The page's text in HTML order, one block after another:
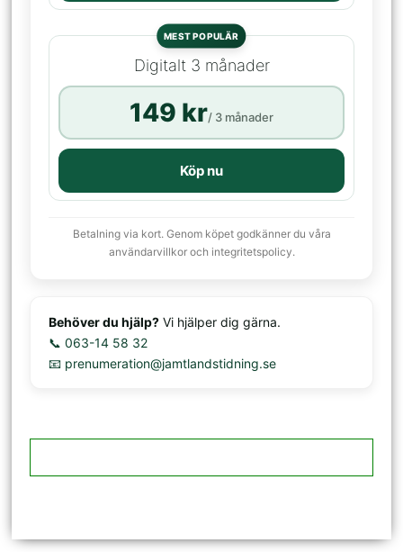
MEST POPULÄR
Digitalt 3 månader
149 kr/ 3 månader
Köp nu
Betalning via kort. Genom köpet godkänner du våra
användarvillkor och integritetspolicy.
Behöver du hjälp? Vi hjälper dig gärna.
📞 063-14 58 32
📧 prenumeration@jamtlandstidning.se